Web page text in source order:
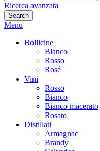
Ricerca avanzata
Search
Menu
Bollicine
Bianco
Rosso
Rosé
Vini
Rosso
Bianco
Bianco macerato
Rosato
Distillati
Armagnac
Brandy